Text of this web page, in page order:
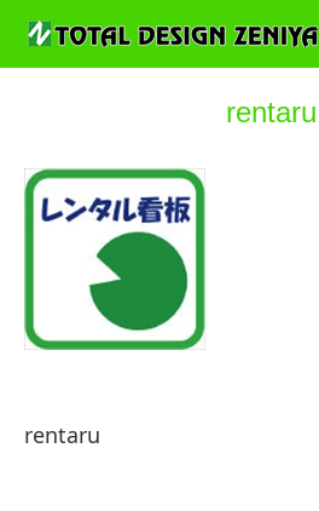
rentaru
rentaru